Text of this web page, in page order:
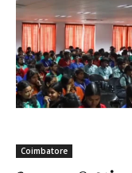
Coimbatore